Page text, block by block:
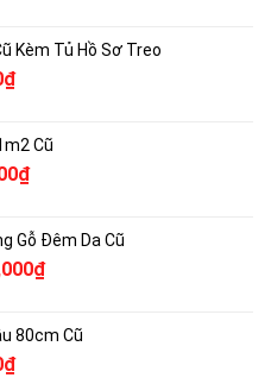
là:
Kèm Tủ Hồ Sơ Treo
₫Giá
là:
500,000₫.
Cũ
₫Giá
là:
850,000₫.
Gỗ Đêm Da Cũ
₫Giá
là:
80cm Cũ
₫Giá